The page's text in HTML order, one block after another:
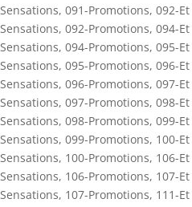
Sensations, 091-Promotions, 092-
Sensations, 092-Promotions, 094-
Sensations, 094-Promotions, 095-
Sensations, 095-Promotions, 096-
Sensations, 096-Promotions, 097-
Sensations, 097-Promotions, 098-
Sensations, 098-Promotions, 099-
Sensations, 099-Promotions, 100-
Sensations, 100-Promotions, 106-
Sensations, 106-Promotions, 107-
Sensations, 107-Promotions, 111-